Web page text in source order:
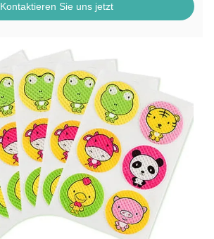
Kontaktieren Sie uns jetzt